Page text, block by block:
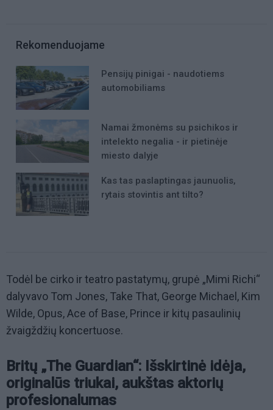
Rekomenduojame
Pensijų pinigai - naudotiems
automobiliams
Namai žmonėms su psichikos ir
intelekto negalia - ir pietinėje
miesto dalyje
Kas tas paslaptingas jaunuolis,
rytais stovintis ant tilto?
Todėl be cirko ir teatro pastatymų, grupė „Mimi Richi“
dalyvavo Tom Jones, Take That, George Michael, Kim
Wilde, Opus, Ace of Base, Prince ir kitų pasaulinių
žvaigždžių koncertuose.
Britų „The Guardian“: Išskirtinė idėja,
originalūs triukai, aukštas aktorių
profesionalumas